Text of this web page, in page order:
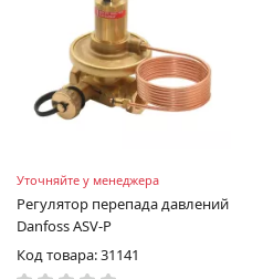
Уточняйте у менеджера
Регулятор перепада давлений
Danfoss ASV-P
Код товара: 31141